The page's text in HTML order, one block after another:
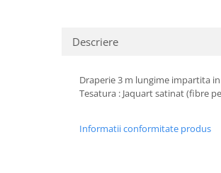
Descriere
Draperie 3 m lungime impartita
Tesatura : Jaquart satinat (fibre
Informatii conformitate produs